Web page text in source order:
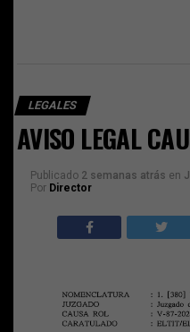
LEGALES
AVISO LEGAL
Publicado 2 semanas atrás en
Por Director